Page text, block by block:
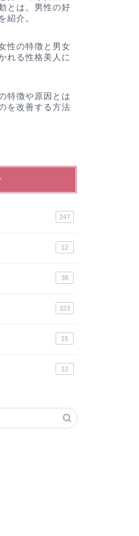
とは。男性の好
紹介。
性の特徴と男女
れる性格美人に
特徴や原因とは
を改善する方法
247
12
38
323
15
12